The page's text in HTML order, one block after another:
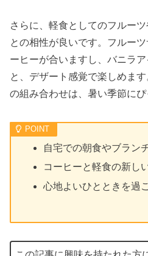
さらに、軽食としてのフルー
との相性が良いです。フルー
ーヒーが合いますし、バニラ
と、デザート感覚で楽しめま
の組み合わせは、暑い季節にぴ
自宅での朝食やブラン
コーヒーと軽食の新し
心地よいひとときを過